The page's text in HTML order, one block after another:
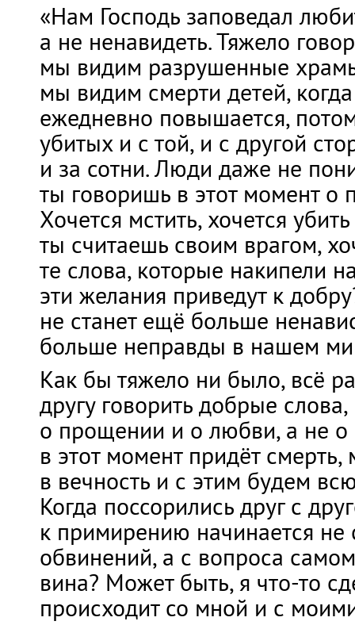
«Нам Господь заповедал
а не ненавидеть. Тяжело
мы видим разрушенные
мы видим смерти детей,
ежедневно повышается,
убитых и с той, и с другой
и за сотни. Люди даже не
ты говоришь в этот момент
Хочется мстить, хочется убить
ты считаешь своим врагом,
те слова, которые накипели
эти желания приведут к
не станет ещё больше
больше неправды в нашем
Как бы тяжело ни было, всё
другу говорить добрые
о прощении и о любви, а не о
в этот момент придёт
в вечность и с этим будем
Когда поссорились друг с
к примирению начинается не
обвинений, а с вопроса
вина? Может быть, я что-то
происходит со мной и с